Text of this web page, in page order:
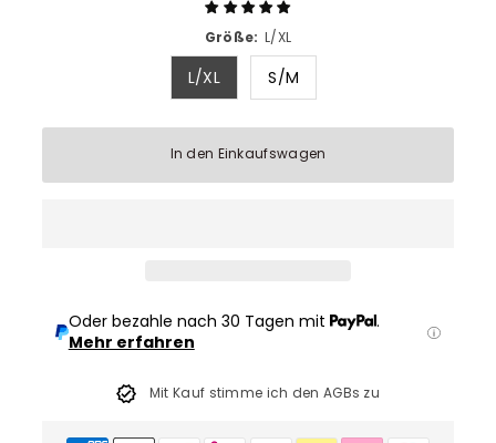
Größe: L/XL
L/XL S/M
In den Einkaufswagen
Oder bezahle nach 30 Tagen mit
.
Mehr erfahren
Mit Kauf stimme ich den AGBs zu